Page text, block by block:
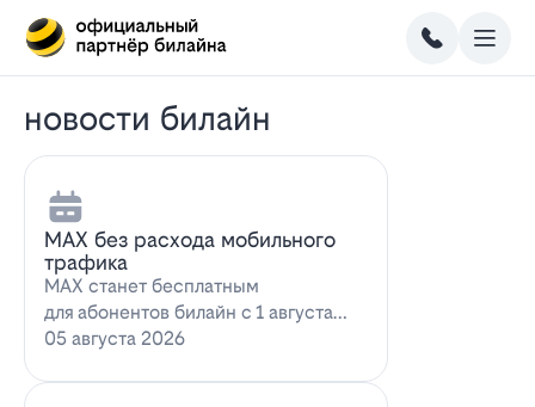
новости билайн
MAX без расхода мобильного
трафика
MAX станет бесплатным
для абонентов билайн с 1 августа
2026 года использование
05 августа 2026